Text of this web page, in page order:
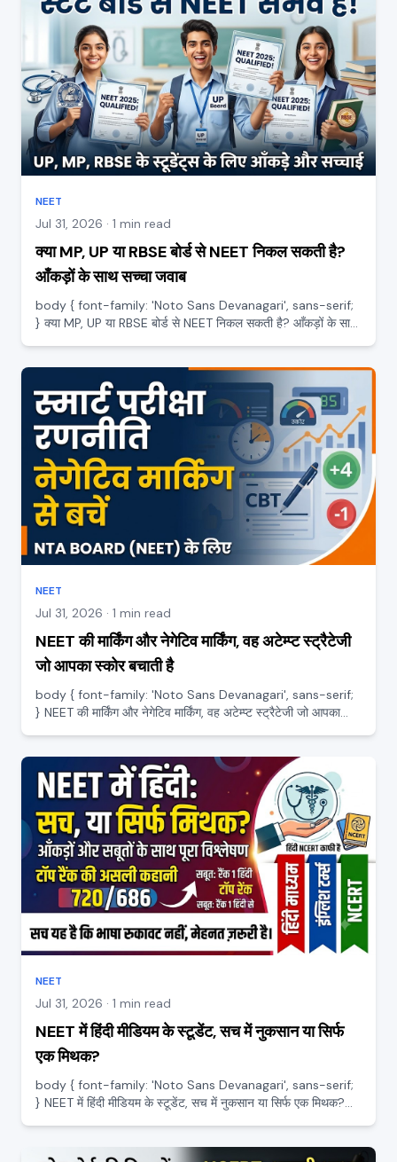
NEET
Jul 31, 2026 · 1 min read
क्या MP, UP या RBSE बोर्ड से NEET निकल सकती है?
आँकड़ों के साथ सच्चा जवाब
body { font-family: 'Noto Sans Devanagari', sans-serif;
} क्या MP, UP या RBSE बोर्ड से NEET निकल सकती है? आँकड़ों के साथ
NEET
Jul 31, 2026 · 1 min read
NEET की मार्किंग और नेगेटिव मार्किंग, वह अटेम्प्ट स्ट्रैटेजी
जो आपका स्कोर बचाती है
body { font-family: 'Noto Sans Devanagari', sans-serif;
} NEET की मार्किंग और नेगेटिव मार्किंग, वह अटेम्प्ट स्ट्रैटेजी जो आपका
NEET
Jul 31, 2026 · 1 min read
NEET में हिंदी मीडियम के स्टूडेंट, सच में नुकसान या सिर्फ
एक मिथक?
body { font-family: 'Noto Sans Devanagari', sans-serif;
} NEET में हिंदी मीडियम के स्टूडेंट, सच में नुकसान या सिर्फ एक मिथक?